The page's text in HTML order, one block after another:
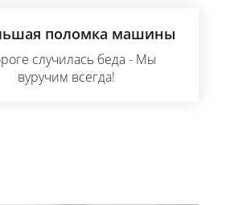
поломка машины
случилась беда - Мы
вуручим всегда!